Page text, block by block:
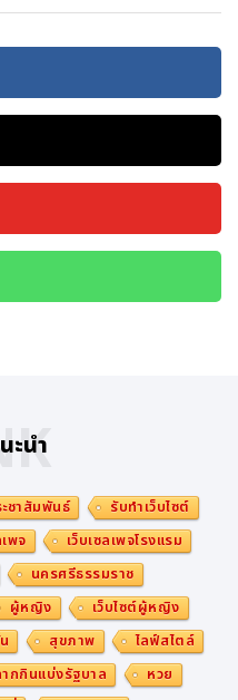
ะนำ
ชาสัมพันธ์
รับทำเว็บไซต์
เพจ
เว็บเซลเพจโรงแรม
นครศรีธรรมราช
ผู้หญิง
เว็บไซต์ผู้หญิง
สุขภาพ
ไลฟ์สไตล์
กกินแบ่งรัฐบาล
หวย